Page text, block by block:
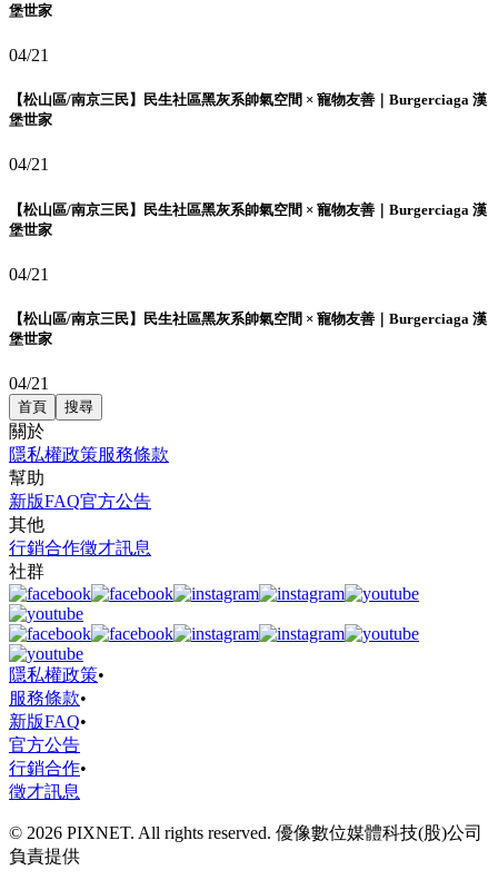
堡世家
04/21
【松山區/南京三民】民生社區黑灰系帥氣空間 × 寵物友善｜Burgerciaga 漢
堡世家
04/21
【松山區/南京三民】民生社區黑灰系帥氣空間 × 寵物友善｜Burgerciaga 漢
堡世家
04/21
【松山區/南京三民】民生社區黑灰系帥氣空間 × 寵物友善｜Burgerciaga 漢
堡世家
04/21
首頁 搜尋
關於
隱私權政策服務條款
幫助
新版FAQ官方公告
其他
行銷合作徵才訊息
社群
隱私權政策•
服務條款•
新版FAQ•
官方公告
行銷合作•
徵才訊息
© 2026 PIXNET. All rights reserved. 優像數位媒體科技(股)公司
負責提供